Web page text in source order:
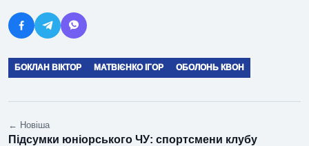
БОКЛАН ВІКТОР МАТВІЄНКО ІГОР ОБОЛОНЬ КВОН
← Новіша
Підсумки юніорського ЧУ: спортсмени клубу